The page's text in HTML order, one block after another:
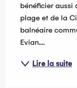
bénéficier aussi
plage et de la
balnéaire
Evian....
Lire la suite